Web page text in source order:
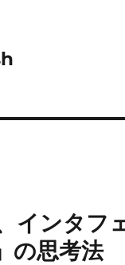
インタフ
の思考法